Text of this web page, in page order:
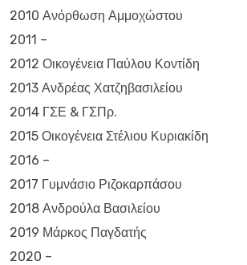
2010 Ανόρθωση Αμμοχώστου
2011 –
2012 Οικογένεια Παύλου Κοντίδη
2013 Ανδρέας Χατζηβασιλείου
2014 ΓΣΕ & ΓΣΠρ.
2015 Οικογένεια Στέλιου Κυριακίδη
2016 –
2017 Γυμνάσιο Ριζοκαρπάσου
2018 Ανδρούλα Βασιλείου
2019 Μάρκος Παγδατής
2020 –